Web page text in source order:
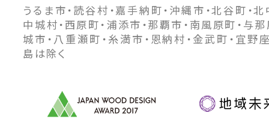
うるま市・読谷村・嘉手納町・沖縄市・北谷町・
中城村・西原町・浦添市・那覇市・南風原町・与
城市・八重瀬町・糸満市・恩納村・金武町・宜
島は除く